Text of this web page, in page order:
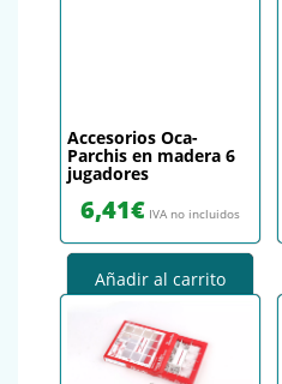
Accesorios Oca-
Parchis en madera 6
jugadores
6,41€ IVA no incluidos
Añadir al carrito